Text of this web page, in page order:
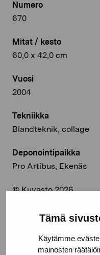
Tämä
Käytämme
mainosten
Numero
670
Mitat / kesto
60,0 x 42,0 cm
Vuosi
2004
Tekniikka
Blandteknik, collage
Deponointipaikka
Pro Artibus, Ekenäs
© Kuvasto 2026